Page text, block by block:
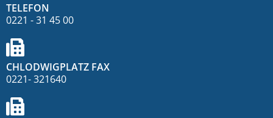
TELEFON
0221 - 31 45 00
CHLODWIGPLATZ FAX
0221- 321640